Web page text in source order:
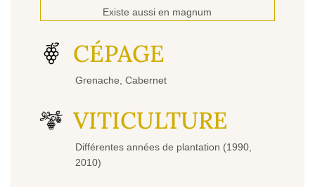
Existe aussi en magnum
CÉPAGE
Grenache, Cabernet
VITICULTURE
Différentes années de plantation (1990,
2010)